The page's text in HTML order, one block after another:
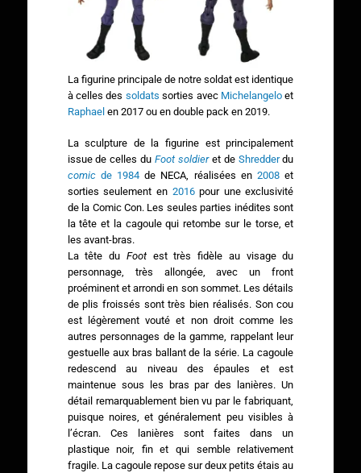
La figurine principale de notre soldat est identique
à celles des soldats sorties avec Michelangelo et
Raphael en 2017 ou en double pack en 2019.
La sculpture de la figurine est principalement
issue de celles duFoot soldieret de Shredderdu
comicde 1984 de NECA, réalisées en2008 et
sorties seulement en 2016pour une exclusivité
de la Comic Con. Les seules parties inédites sont
la tête et la cagoule qui retombe sur le torse, et
les avant-bras.
La tête du Foot est très fidèle au visage du
personnage, très allongée, avec un front
proéminent et arrondi en son sommet. Les détails
de plis froissés sont très bien réalisés. Son cou
est légèrement vouté et non droit comme les
autres personnages de la gamme, rappelant leur
gestuelle aux bras ballant de la série. La cagoule
redescend au niveau des épaules et est
maintenue sous les bras par des lanières. Un
détail remarquablement bien vu par le fabriquant,
puisque noires, et généralement peu visibles à
l’écran. Ces lanières sont faites dans un
plastique noir, fin et qui semble relativement
fragile. La cagoule repose sur deux petits étais au